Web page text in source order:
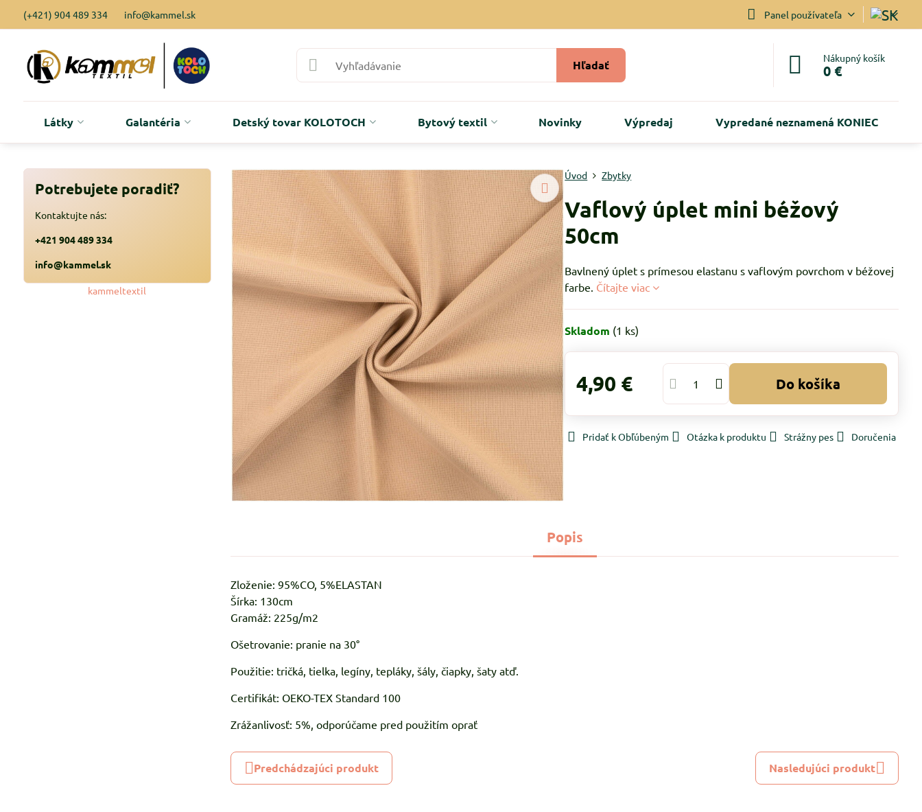
(+421) 904 489 334 info@kammel.sk Panel používateľa
Hľadať Nákupný košík
0 €
Látky Galantéria Detský tovar KOLOTOCH Bytový textil Novinky Výpredaj Vypredané neznamená KONIEC
Úvod Zbytky
Vaflový úplet mini béžový
50cm
Bavlnený úplet s prímesou elastanu s vaflovým povrchom v béžovej
farbe. Čítajte viac
Skladom (1 ks)
4,90 € Do košíka
Pridať k Obľúbeným Otázka k produktu Strážny pes Doručenia
Popis
Zloženie: 95%CO, 5%ELASTAN
Šírka: 130cm
Gramáž: 225g/m2
Ošetrovanie: pranie na 30°
Použitie: tričká, tielka, legíny, tepláky, šály, čiapky, šaty atď.
Certifikát: OEKO-TEX Standard 100
Zrážanlivosť: 5%, odporúčame pred použitím oprať
Predchádzajúci produkt Nasledujúci produkt
Potrebujete poradiť?
Kontaktujte nás:
+421 904 489 334
info@kammel.sk
kammeltextil